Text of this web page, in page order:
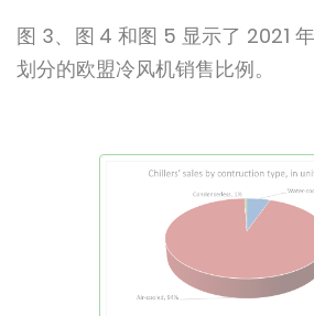
图 3、图 4 和图 5 显示了 2021
划分的欧盟冷风机销售比例。